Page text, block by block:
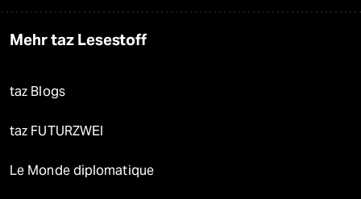
Mehr taz Lesestoff
taz Blogs
taz FUTURZWEI
Le Monde diplomatique